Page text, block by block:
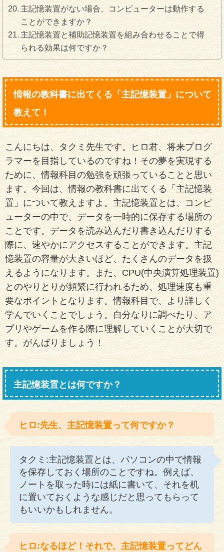
主記憶装置がない場合、コンピューターは動作する
ことができますか？
主記憶装置と補助記憶装置を組み合わせることで得
られる効果は何ですか？
情報の教科書に出てくる「主記憶装置」について
教えて！
こんにちは、タクミ先生です。ヒロ君、将来プログ
ラマーを目指しているのですね！その夢を実現する
ために、情報科目の勉強を頑張っていることと思い
ます。今回は、情報の教科書に出てくる「主記憶装
置」について教えますよ。主記憶装置とは、コンピ
ューターの中で、データを一時的に保存する場所の
ことです。データを読み込んだり書き込んだりする
際に、速やかにアクセスすることができます。主記
憶装置の容量が大きいほど、たくさんのデータを扱
えるようになります。また、CPU(中央演算処理装置)
とのやりとりが頻繁に行われるため、処理速度も重
要なポイントとなります。情報科目で、より詳しく
学んでいくことでしょう。自分なりに調べたり、ア
プリやゲームを作る際に理解していくことが大切で
す。がんばりましょう！
主記憶装置とは何ですか？
ヒロ:先生、主記憶装置って何ですか？
タクミ:主記憶装置とは、パソコンの中で情報
を保存しておく場所のことですね。例えば、
ノートを取った時には紙に書いて、それを机
に置いておくような感じだと思ってもらって
もいいかもしれません。
ヒロ:なるほど！それで、主記憶装置ってどん